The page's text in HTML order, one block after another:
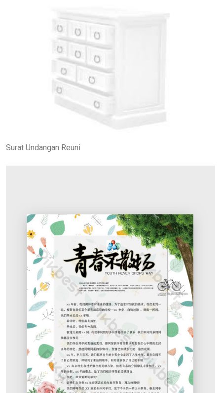
Surat Undangan Reuni